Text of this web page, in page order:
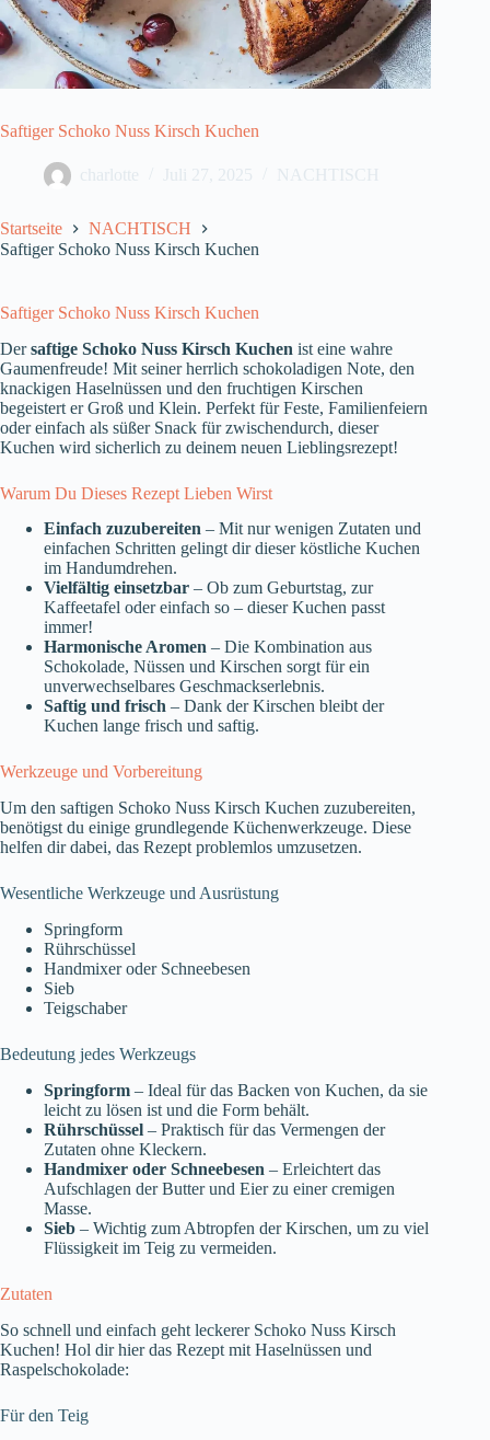
Saftiger Schoko Nuss Kirsch Kuchen
charlotte Juli 27, 2025 NACHTISCH
Startseite
NACHTISCH
Saftiger Schoko Nuss Kirsch Kuchen
Saftiger Schoko Nuss Kirsch Kuchen
Dersaftige Schoko Nuss Kirsch Kuchen ist eine wahre
Gaumenfreude! Mit seiner herrlich schokoladigen Note, den
knackigen Haselnüssen und den fruchtigen Kirschen
begeistert er Groß und Klein. Perfekt für Feste, Familienfeiern
oder einfach als süßer Snack für zwischendurch, dieser
Kuchen wird sicherlich zu deinem neuen Lieblingsrezept!
Warum Du Dieses Rezept Lieben Wirst
Einfach zuzubereiten – Mit nur wenigen Zutaten und
einfachen Schritten gelingt dir dieser köstliche Kuchen
im Handumdrehen.
Vielfältig einsetzbar – Ob zum Geburtstag, zur
Kaffeetafel oder einfach so – dieser Kuchen passt
immer!
Harmonische Aromen – Die Kombination aus
Schokolade, Nüssen und Kirschen sorgt für ein
unverwechselbares Geschmackserlebnis.
Saftig und frisch – Dank der Kirschen bleibt der
Kuchen lange frisch und saftig.
Werkzeuge und Vorbereitung
Um den saftigen Schoko Nuss Kirsch Kuchen zuzubereiten,
benötigst du einige grundlegende Küchenwerkzeuge. Diese
helfen dir dabei, das Rezept problemlos umzusetzen.
Wesentliche Werkzeuge und Ausrüstung
Springform
Rührschüssel
Handmixer oder Schneebesen
Sieb
Teigschaber
Bedeutung jedes Werkzeugs
Springform – Ideal für das Backen von Kuchen, da sie
leicht zu lösen ist und die Form behält.
Rührschüssel – Praktisch für das Vermengen der
Zutaten ohne Kleckern.
Handmixer oder Schneebesen – Erleichtert das
Aufschlagen der Butter und Eier zu einer cremigen
Masse.
Sieb – Wichtig zum Abtropfen der Kirschen, um zu viel
Flüssigkeit im Teig zu vermeiden.
Zutaten
So schnell und einfach geht leckerer Schoko Nuss Kirsch
Kuchen! Hol dir hier das Rezept mit Haselnüssen und
Raspelschokolade:
Für den Teig